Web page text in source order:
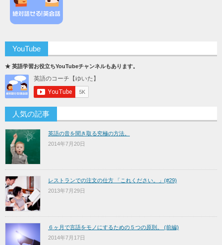
YouTube
★ 英語学習お役立ちYouTubeチャンネルもあります。
人気の記事
英語の音を聞き取る究極の方法。
2014年7月20日
レストランでの注文の仕方 「これください。」(#29)
2013年7月29日
６ヶ月で言語をモノにするための５つの原則。 (前編)
2014年7月17日